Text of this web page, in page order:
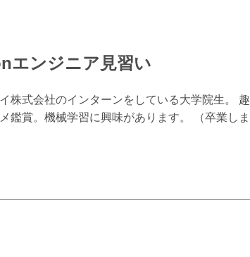
エンジニア見習い
株式会社のインターンをしている大学院生。 趣
鑑賞。機械学習に興味があります。 （卒業しま